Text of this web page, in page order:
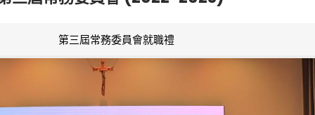
第三屆常務委員會就職禮